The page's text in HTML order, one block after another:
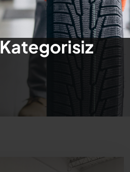
Kategorisiz